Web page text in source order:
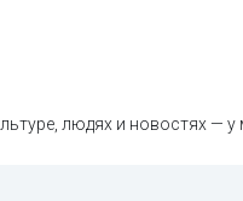
людях и новостях — у